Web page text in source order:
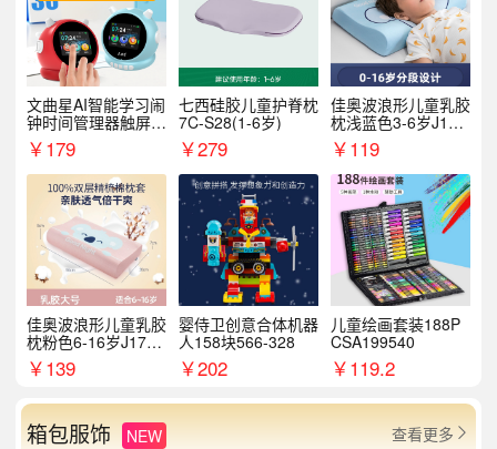
文曲星AI智能学习闹
钟时间管理器触屏N
1pro
￥179
七西硅胶儿童护脊枕
7C-S28(1-6岁)
￥279
佳奥波浪形儿童乳胶
枕浅蓝色3-6岁J17B
14AS9
￥119
佳奥波浪形儿童乳胶
枕粉色6-16岁J17B1
2AR4
￥139
婴侍卫创意合体机器
人158块566-328
￥202
儿童绘画套装188P
CSA199540
￥119.2
箱包服饰 NEW 查看更多 